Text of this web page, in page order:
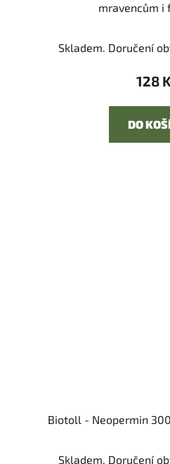
mravencům i
Skladem. Doručení
128
DO
Biotoll - Neopermin
Skladem. Doručení